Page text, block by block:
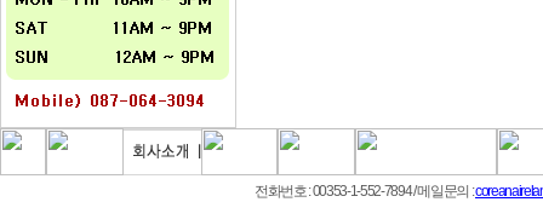
전화번호 : 00353-1-552-7894/ 메일문의 :